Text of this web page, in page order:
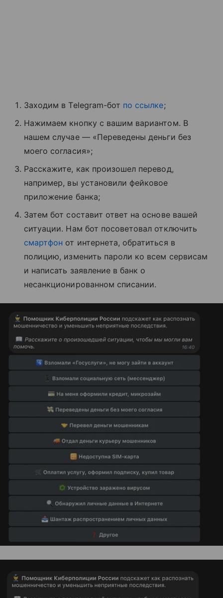
Заходим в Telegram-бот по ссылке;
Нажимаем кнопку с вашим вариантом. В
нашем случае — «Переведены деньги без
моего согласия»;
Расскажите, как произошел перевод,
например, вы установили фейковое
приложение банка;
Затем бот составит ответ на основе вашей
ситуации. Нам бот посоветовал отключить
смартфон от интернета, обратиться в
полицию, изменить пароли ко всем сервисам
и написать заявление в банк о
несанкционированном списании.